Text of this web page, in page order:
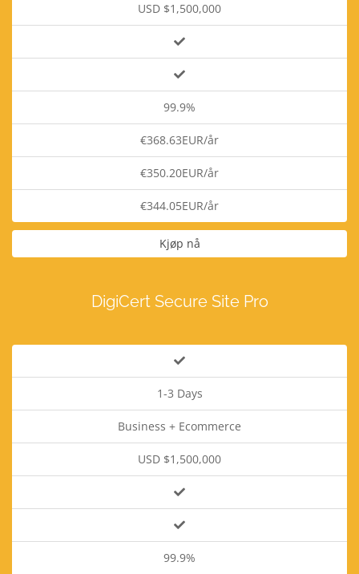
USD $1,500,000
99.9%
€368.63EUR/år
€350.20EUR/år
€344.05EUR/år
Kjøp nå
DigiCert Secure Site Pro
1-3 Days
Business + Ecommerce
USD $1,500,000
99.9%